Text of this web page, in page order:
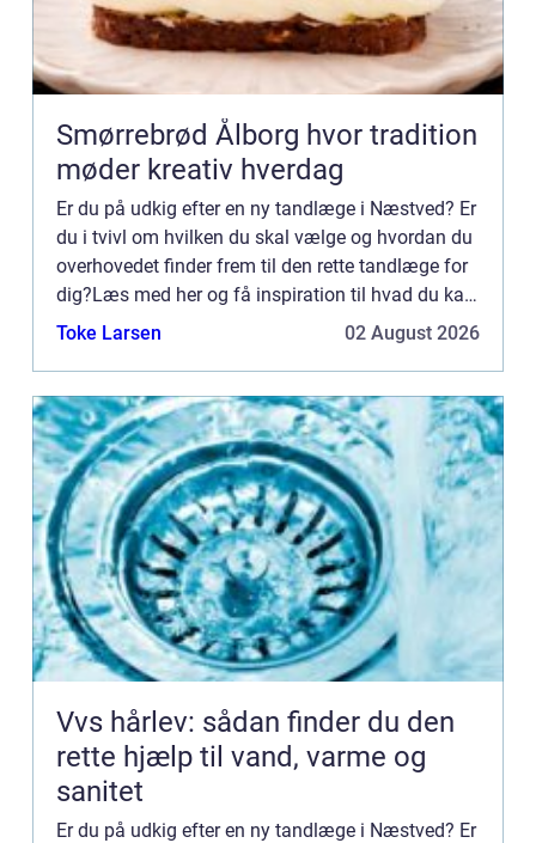
Smørrebrød Ålborg hvor tradition
møder kreativ hverdag
Er du på udkig efter en ny tandlæge i Næstved? Er
du i tvivl om hvilken du skal vælge og hvordan du
overhovedet finder frem til den rette tandlæge for
dig?Læs med her og få inspiration til hvad du kan
gøre dig af tanker, inden du vælger din nye tandl...
Toke Larsen 02 August 2026
Vvs hårlev: sådan finder du den
rette hjælp til vand, varme og
sanitet
Er du på udkig efter en ny tandlæge i Næstved? Er